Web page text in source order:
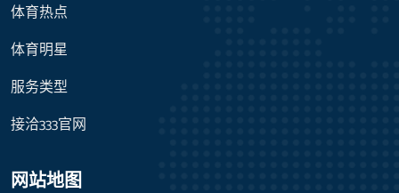
体育热点
体育明星
服务类型
接洽333官网
网站地图